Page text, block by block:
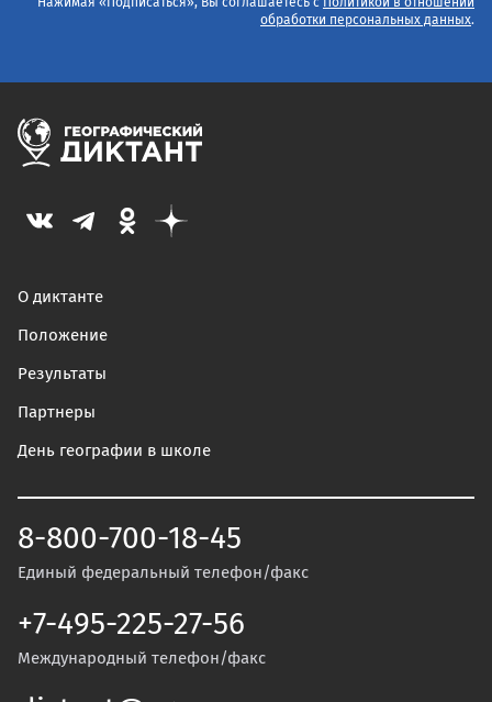
Нажимая «Подписаться», Вы соглашаетесь с
Политикой в отношении
обработки персональных данных.
О диктанте
Положение
Результаты
Партнеры
День географии в школе
8-800-700-18-45
Единый федеральный телефон/факс
+7-495-225-27-56
Международный телефон/факс